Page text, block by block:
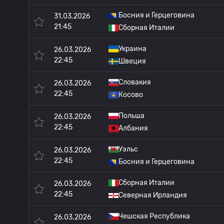
31.03.2026
21:45
Босния и Герцеговина
Сборная Италии
26.03.2026
22:45
Украина
Швеция
26.03.2026
22:45
Словакия
Косово
26.03.2026
22:45
Польша
Албания
26.03.2026
22:45
Уэльс
Босния и Герцеговина
26.03.2026
22:45
Сборная Италии
Северная Ирландия
26.03.2026
Чешская Республика